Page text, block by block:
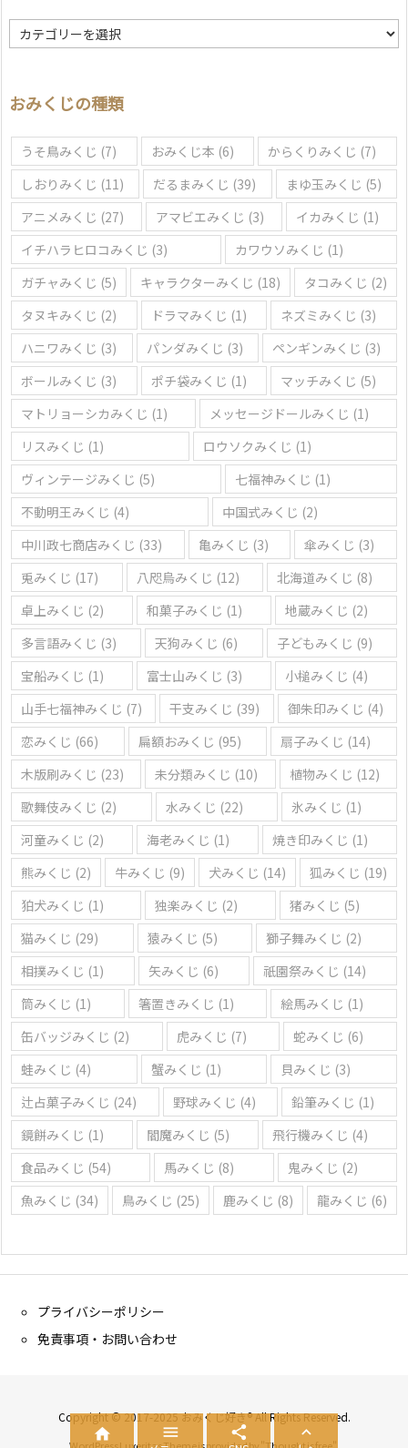
地
域
ぶ
おみくじの種類
うそ鳥みくじ (7) おみくじ本 (6) からくりみくじ (7)
しおりみくじ (11) だるまみくじ (39) まゆ玉みくじ (5)
アニメみくじ (27) アマビエみくじ (3) イカみくじ (1)
イチハラヒロコみくじ (3) カワウソみくじ (1)
ガチャみくじ (5) キャラクターみくじ (18) タコみくじ (2)
タヌキみくじ (2) ドラマみくじ (1) ネズミみくじ (3)
ハニワみくじ (3) パンダみくじ (3) ペンギンみくじ (3)
ボールみくじ (3) ポチ袋みくじ (1) マッチみくじ (5)
マトリョーシカみくじ (1) メッセージドールみくじ (1)
リスみくじ (1) ロウソクみくじ (1)
ヴィンテージみくじ (5) 七福神みくじ (1)
不動明王みくじ (4) 中国式みくじ (2)
中川政七商店みくじ (33) 亀みくじ (3) 傘みくじ (3)
兎みくじ (17) 八咫烏みくじ (12) 北海道みくじ (8)
卓上みくじ (2) 和菓子みくじ (1) 地蔵みくじ (2)
多言語みくじ (3) 天狗みくじ (6) 子どもみくじ (9)
宝船みくじ (1) 富士山みくじ (3) 小槌みくじ (4)
山手七福神みくじ (7) 干支みくじ (39) 御朱印みくじ (4)
恋みくじ (66) 扁額おみくじ (95) 扇子みくじ (14)
木版刷みくじ (23) 未分類みくじ (10) 植物みくじ (12)
歌舞伎みくじ (2) 水みくじ (22) 氷みくじ (1)
河童みくじ (2) 海老みくじ (1) 焼き印みくじ (1)
熊みくじ (2) 牛みくじ (9) 犬みくじ (14) 狐みくじ (19)
狛犬みくじ (1) 独楽みくじ (2) 猪みくじ (5)
猫みくじ (29) 猿みくじ (5) 獅子舞みくじ (2)
相撲みくじ (1) 矢みくじ (6) 祇園祭みくじ (14)
筒みくじ (1) 箸置きみくじ (1) 絵馬みくじ (1)
缶バッジみくじ (2) 虎みくじ (7) 蛇みくじ (6)
蛙みくじ (4) 蟹みくじ (1) 貝みくじ (3)
辻占菓子みくじ (24) 野球みくじ (4) 鉛筆みくじ (1)
鏡餅みくじ (1) 閻魔みくじ (5) 飛行機みくじ (4)
食品みくじ (54) 馬みくじ (8) 鬼みくじ (2)
魚みくじ (34) 鳥みくじ (25) 鹿みくじ (8) 龍みくじ (6)
プライバシーポリシー
免責事項・お問い合わせ
Copyright © 2017-2025 おみくじ好き® All Rights Reserved.
   